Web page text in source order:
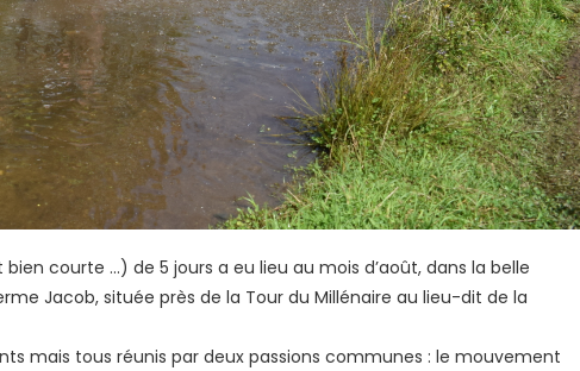
courte …) de 5 jours a eu lieu au mois d’août, dans la belle
Jacob, située près de la Tour du Millénaire au lieu-dit de la
mais tous réunis par deux passions communes : le mouvement